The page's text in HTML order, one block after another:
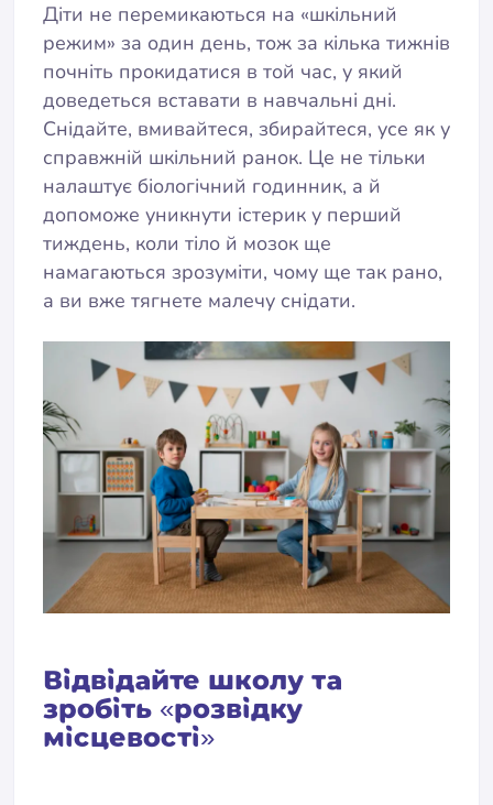
Діти не перемикаються на «шкільний
режим» за один день, тож за кілька тижнів
почніть прокидатися в той час, у який
доведеться вставати в навчальні дні.
Снідайте, вмивайтеся, збирайтеся, усе як у
справжній шкільний ранок. Це не тільки
налаштує біологічний годинник, а й
допоможе уникнути істерик у перший
тиждень, коли тіло й мозок ще
намагаються зрозуміти, чому ще так рано,
а ви вже тягнете малечу снідати.
Відвідайте школу та
зробіть «розвідку
місцевості»